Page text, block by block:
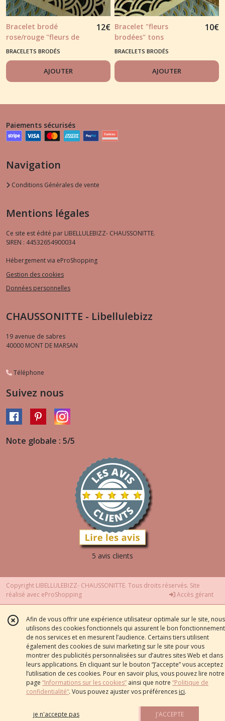
Bracelet brodé
rose/rouge "fleurs de
cerisier"
12€
BRACELETS BRODÉS
AJOUTER
Bracelet "fleurs
brodées" tons
jaune/orange sur fond
liège
10€
BRACELETS BRODÉS
AJOUTER
Paiements sécurisés
Navigation
Conditions Générales de vente
Mentions légales
Ce site est édité par LIBELLULEBIZZ- CHAUSSONITTE.
SIREN : 44532654900034
Hébergement via eProShopping
Gestion des cookies
Données personnelles
CHAUSSONITTE - Libellulebizz
19 avenue de sabres
40000 MONT DE MARSAN
Téléphone
Suivez nous
Note globale : 5/5
5 avis clients
Copyright LIBELLULEBIZZ- CHAUSSONITTE. Tous droits réservés. Site
réalisé avec eProShopping Accès gérant
Afin de vous offrir une expérience utilisateur optimale sur le site, nous
utilisons des cookies fonctionnels qui assurent le bon fonctionnement
de nos services et en mesurent l’audience. Certains tiers utilisent
également des cookies de suivi marketing sur le site pour vous
montrer des publicités personnalisées sur d’autres sites Web et dans
leurs applications. En cliquant sur le bouton “J’accepte” vous acceptez
l’utilisation de ces cookies. Pour en savoir plus, vous pouvez lire notre
page “Informations sur les cookies” ainsi que notre “Politique de
confidentialité“. Vous pouvez ajuster vos préférences ici.
je n'accepte pas J'ACCEPTE